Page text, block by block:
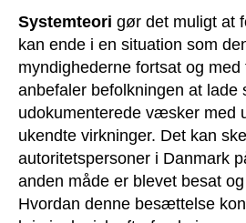
Systemteori gør det muligt at
kan ende i en situation som
myndighederne fortsat og
anbefaler befolkningen at lade
udokumenterede væsker med
ukendte virkninger. Det kan
autoritetspersoner i Danmark
anden måde er blevet besat
Hvordan denne besættelse